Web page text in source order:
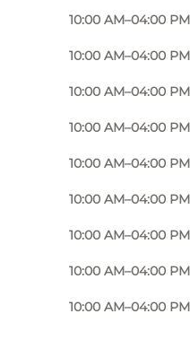
10:00 AM–04:00 PM
10:00 AM–04:00 PM
10:00 AM–04:00 PM
10:00 AM–04:00 PM
10:00 AM–04:00 PM
10:00 AM–04:00 PM
10:00 AM–04:00 PM
10:00 AM–04:00 PM
10:00 AM–04:00 PM